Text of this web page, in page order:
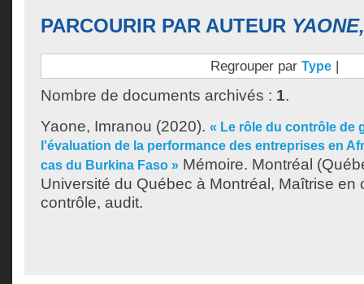
PARCOURIR PAR AUTEUR
Regrouper par Type |
Nombre de documents archivés : 1.
Yaone, Imranou (2020). « Le rôle du contrôle de
l'évaluation de la performance des entreprises en
cas du Burkina Faso » Mémoire. Montréal
Université du Québec à Montréal, Maîtrise en
contrôle, audit.